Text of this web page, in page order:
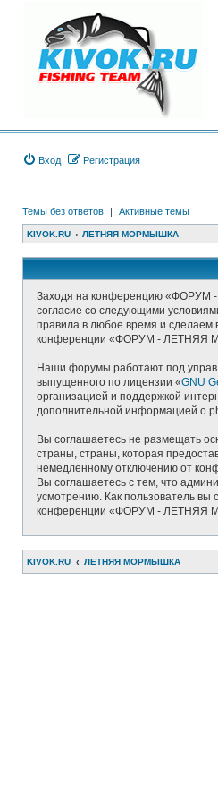
Вход Регистрация
Темы без ответов | Активные темы
KIVOK.RU ЛЕТНЯЯ МОРМЫШКА
Заходя на конференцию «ФОРУМ
согласие со следующими
правила в любое время и сделаем
конференции «ФОРУМ - ЛЕТНЯЯ
Наши форумы работают под
выпущенного по лицензии «GNU
организацией и поддержкой
дополнительной информацией о
Вы соглашаетесь не размещать
страны, страны, которая
немедленному отключению от
Вы соглашаетесь с тем, что
усмотрению. Как пользователь
конференции «ФОРУМ - ЛЕТНЯЯ
KIVOK.RU ЛЕТНЯЯ МОРМЫШКА